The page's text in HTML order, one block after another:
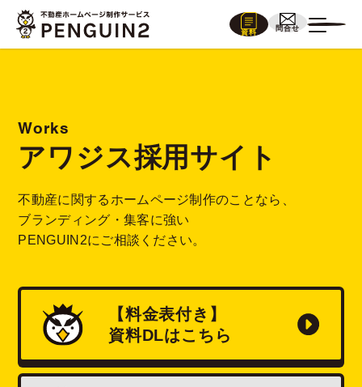
資料
問合せ
Works
アワジス採用サイト
不動産に関するホームページ制作のことなら、
ブランディング・集客に強い
PENGUIN2にご相談ください。
【料金表付き】
資料DLはこちら